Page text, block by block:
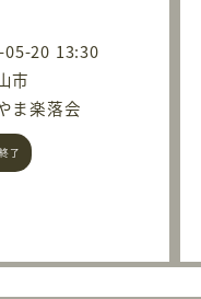
05-20 13:30
市
ま楽落会
了